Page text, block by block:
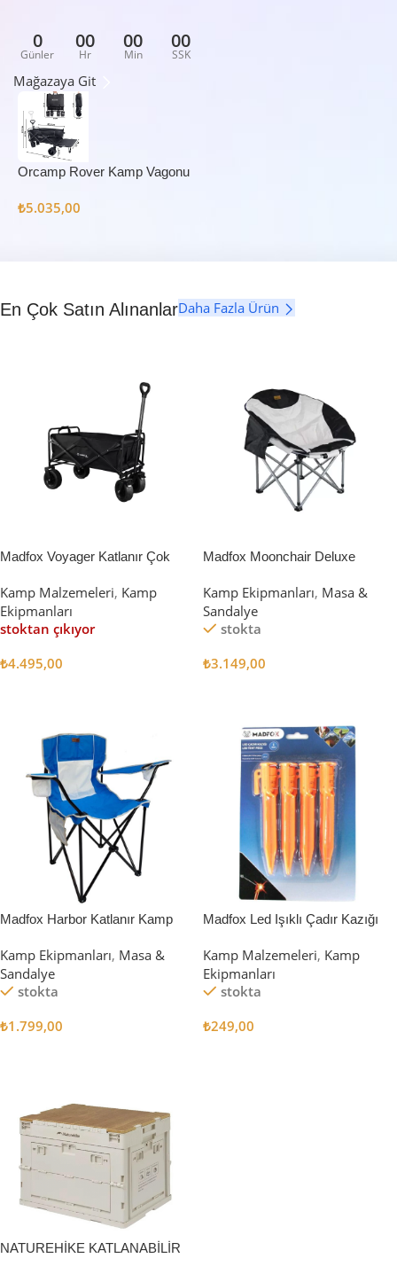
0
Günler
00
Hr
00
Min
00
SSK
Mağazaya Git
Orcamp Rover Kamp Vagonu
₺5.035,00
En Çok Satın AlınanlarDaha Fazla Ürün
Madfox Voyager Katlanır Çok
[Vagon] BLACK
Kamp Malzemeleri, Kamp
Ekipmanları
stoktan çıkıyor
₺4.495,00
Madfox Moonchair Deluxe
Siyah/Gri
Kamp Ekipmanları, Masa &
Sandalye
stokta
₺3.149,00
Madfox Harbor Katlanır Kamp
Kamp Ekipmanları, Masa &
Sandalye
stokta
₺1.799,00
Madfox Led Işıklı Çadır Kazığı
Kamp Malzemeleri, Kamp
Ekipmanları
stokta
₺249,00
NATUREHİKE KATLANABİLİR